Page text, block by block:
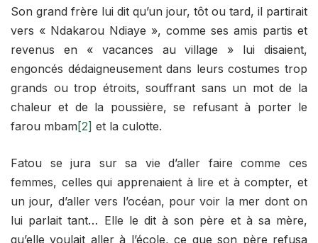
Son grand frère lui dit qu’un jour, tôt ou tard, il partirait
vers « Ndakarou Ndiaye », comme ses amis partis et
revenus en « vacances au village » lui disaient,
engoncés dédaigneusement dans leurs costumes trop
grands ou trop étroits, souffrant sans un mot de la
chaleur et de la poussière, se refusant à porter le
farou mbam[2] et la culotte.
Fatou se jura sur sa vie d’aller faire comme ces
femmes, celles qui apprenaient à lire et à compter, et
un jour, d’aller vers l’océan, pour voir la mer dont on
lui parlait tant… Elle le dit à son père et à sa mère,
qu’elle voulait aller à l’école, ce que son père refusa